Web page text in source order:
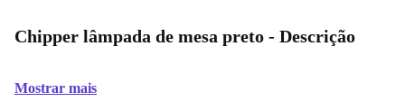
Chipper lâmpada de mesa preto - Descrição
Mostrar mais